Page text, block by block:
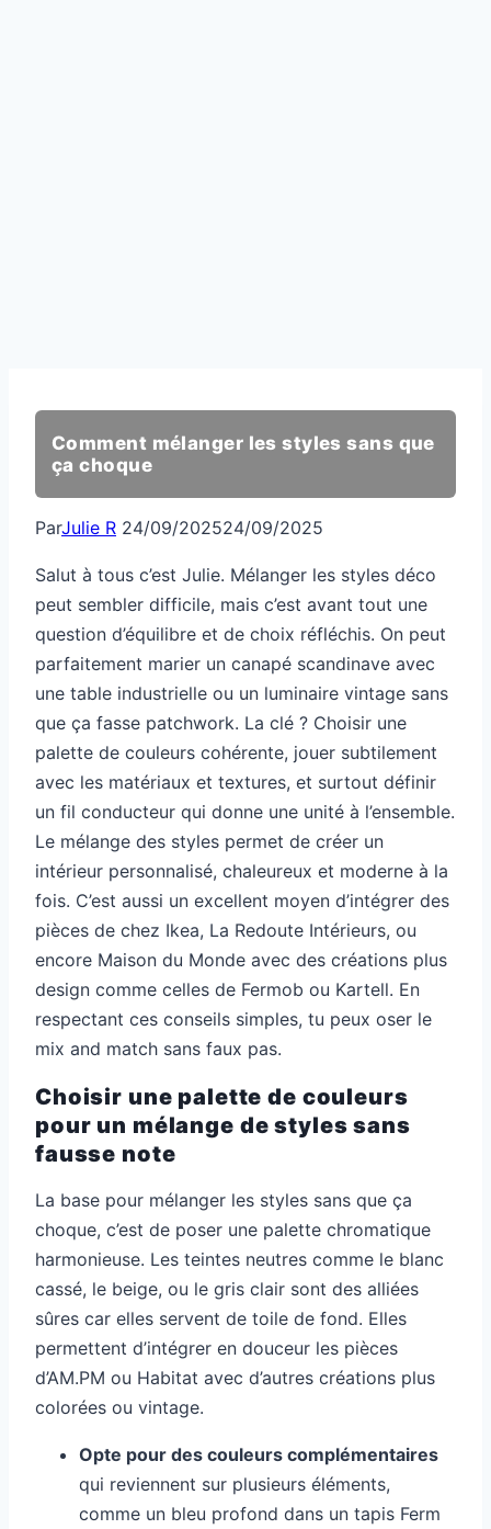
Comment mélanger les styles sans que
ça choque
ParJulie R 24/09/202524/09/2025
Salut à tous c’est Julie. Mélanger les styles déco
peut sembler difficile, mais c’est avant tout une
question d’équilibre et de choix réfléchis. On peut
parfaitement marier un canapé scandinave avec
une table industrielle ou un luminaire vintage sans
que ça fasse patchwork. La clé ? Choisir une
palette de couleurs cohérente, jouer subtilement
avec les matériaux et textures, et surtout définir
un fil conducteur qui donne une unité à l’ensemble.
Le mélange des styles permet de créer un
intérieur personnalisé, chaleureux et moderne à la
fois. C’est aussi un excellent moyen d’intégrer des
pièces de chez Ikea, La Redoute Intérieurs, ou
encore Maison du Monde avec des créations plus
design comme celles de Fermob ou Kartell. En
respectant ces conseils simples, tu peux oser le
mix and match sans faux pas.
Choisir une palette de couleurs
pour un mélange de styles sans
fausse note
La base pour mélanger les styles sans que ça
choque, c’est de poser une palette chromatique
harmonieuse. Les teintes neutres comme le blanc
cassé, le beige, ou le gris clair sont des alliées
sûres car elles servent de toile de fond. Elles
permettent d’intégrer en douceur les pièces
d’AM.PM ou Habitat avec d’autres créations plus
colorées ou vintage.
Opte pour des couleurs complémentaires
qui reviennent sur plusieurs éléments,
comme un bleu profond dans un tapis Ferm